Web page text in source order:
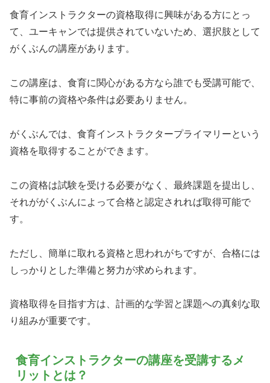
食育インストラクターの資格取得に興味がある方にとっ
て、ユーキャンでは提供されていないため、選択肢として
がくぶんの講座があります。
この講座は、食育に関心がある方なら誰でも受講可能で、
特に事前の資格や条件は必要ありません。
がくぶんでは、食育インストラクタープライマリーという
資格を取得することができます。
この資格は試験を受ける必要がなく、最終課題を提出し、
それががくぶんによって合格と認定されれば取得可能で
す。
ただし、簡単に取れる資格と思われがちですが、合格には
しっかりとした準備と努力が求められます。
資格取得を目指す方は、計画的な学習と課題への真剣な取
り組みが重要です。
食育インストラクターの講座を受講するメ
リットとは？